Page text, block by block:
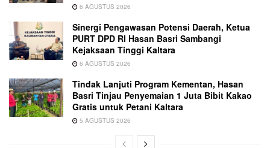
6 AGUSTUS 2026
Sinergi Pengawasan Potensi Daerah, Ketua
PURT DPD RI Hasan Basri Sambangi
Kejaksaan Tinggi Kaltara
6 AGUSTUS 2026
Tindak Lanjuti Program Kementan, Hasan
Basri Tinjau Penyemaian 1 Juta Bibit Kakao
Gratis untuk Petani Kaltara
5 AGUSTUS 2026